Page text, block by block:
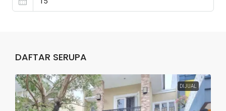
DAFTAR SERUPA
DIJUAL